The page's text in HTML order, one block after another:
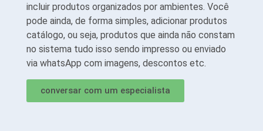
incluir produtos organizados por ambientes. Você
pode ainda, de forma simples, adicionar produtos
catálogo, ou seja, produtos que ainda não constam
no sistema tudo isso sendo impresso ou enviado
via whatsApp com imagens, descontos etc.
conversar com um especialista